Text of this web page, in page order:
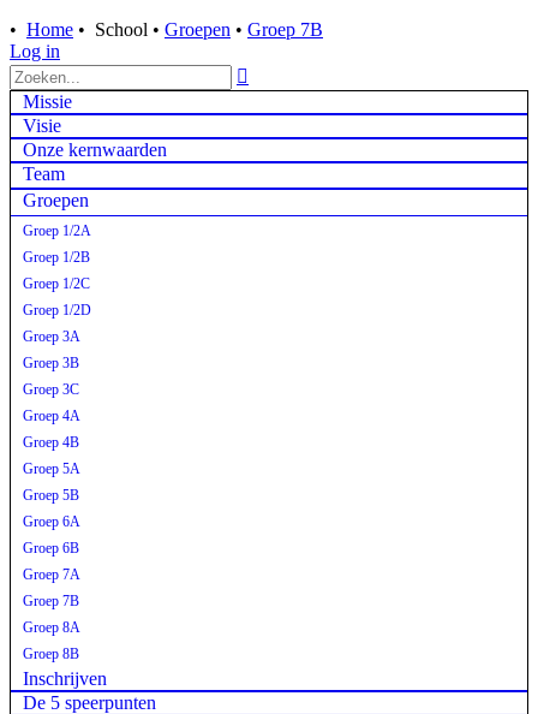
• Home • School • Groepen • Groep 7B
Log in

Missie
Visie
Onze kernwaarden
Team
Groepen
Groep 1/2A
Groep 1/2B
Groep 1/2C
Groep 1/2D
Groep 3A
Groep 3B
Groep 3C
Groep 4A
Groep 4B
Groep 5A
Groep 5B
Groep 6A
Groep 6B
Groep 7A
Groep 7B
Groep 8A
Groep 8B
Inschrijven
De 5 speerpunten